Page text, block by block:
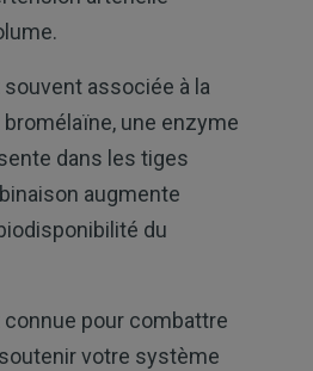
associée à la
bromélaïne, une enzyme
dans les tiges
augmente
du
pour combattre
votre système